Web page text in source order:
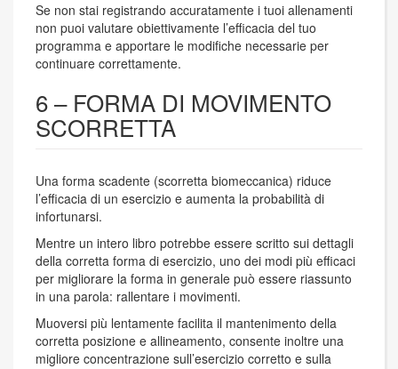
Se non stai registrando accuratamente i tuoi allenamenti
non puoi valutare obiettivamente l’efficacia del tuo
programma e apportare le modifiche necessarie per
continuare correttamente.
6 – FORMA DI MOVIMENTO
SCORRETTA
Una forma scadente (scorretta biomeccanica) riduce
l’efficacia di un esercizio e aumenta la probabilità di
infortunarsi.
Mentre un intero libro potrebbe essere scritto sui dettagli
della corretta forma di esercizio, uno dei modi più efficaci
per migliorare la forma in generale può essere riassunto
in una parola: rallentare i movimenti.
Muoversi più lentamente facilita il mantenimento della
corretta posizione e allineamento, consente inoltre una
migliore concentrazione sull’esercizio corretto e sulla